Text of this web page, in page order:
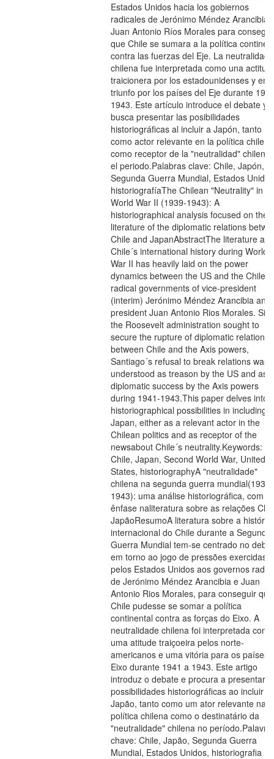
Estados Unidos hacia los gobiernos
radicales de Jerónimo Méndez Arancibia
Juan Antonio Rí­os Morales para
que Chile se sumara a la polí­tica
contra las fuerzas del Eje. La neutralidad
chilena fue interpretada como una actitud
traicionera por los estadounidenses y en
triunfo por los paí­ses del Eje durante
1943. Este artí­culo introduce el debate y
busca presentar las posibilidades
historiográficas al incluir a Japón, tanto
como actor relevante en la polí­tica chilena
como receptor de la "neutralidad" chilena
el periodo.Palabras clave: Chile, Japón,
Segunda Guerra Mundial, Estados
historiografí­aThe Chilean "Neutrality" in
World War II (1939-1943): A
historiographical analysis focused on the
literature of the diplomatic relations
Chile and JapanAbstractThe literature
Chile´s international history during World
War II has heavily laid on the power
dynamics between the US and the
radical governments of vice-president
(interim) Jerónimo Méndez Arancibia and
president Juan Antonio Rios Morales.
the Roosevelt administration sought to
secure the rupture of diplomatic relations
between Chile and the Axis powers,
Santiago´s refusal to break relations was
understood as treason by the US and as a
diplomatic success by the Axis powers
during 1941-1943.This paper delves into
historiographical possibilities in including
Japan, either as a relevant actor in the
Chilean politics and as receptor of the
newsabout Chile´s neutrality.Keywords:
Chile, Japan, Second World War, United
States, historiographyA "neutralidade"
chilena na segunda guerra mundial(1939-
1943): uma análise historiográfica, com
ênfase naliteratura sobre as relações
JapãoResumoA literatura sobre a história
internacional do Chile durante a Segunda
Guerra Mundial tem-se centrado no
em torno ao jogo de pressões exercidas
pelos Estados Unidos aos governos
de Jerónimo Méndez Arancibia e Juan
Antonio Rios Morales, para conseguir
Chile pudesse se somar a polí­tica
continental contra as forças do Eixo. A
neutralidade chilena foi interpretada como
uma atitude traiçoeira pelos norte-
americanos e uma vitória para os paí­ses
Eixo durante 1941 a 1943. Este artigo
introduz o debate e procura a presentar
possibilidades historiográficas ao incluir
Japão, tanto como um ator relevante na
polí­tica chilena como o destinatário da
"neutralidade" chilena no
chave: Chile, Japão, Segunda Guerra
Mundial, Estados Unidos, historiografia